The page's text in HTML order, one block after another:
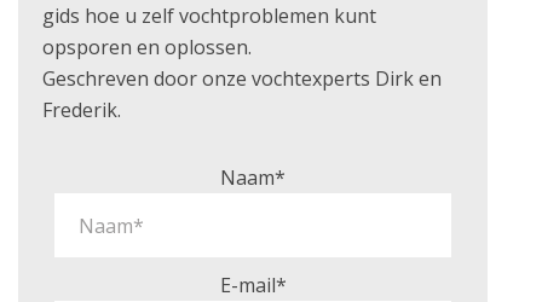
gids hoe u zelf vochtproblemen kunt
opsporen en oplossen.
Geschreven door onze vochtexperts Dirk en
Frederik.
Naam*
E-mail*